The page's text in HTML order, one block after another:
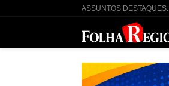
ASSUNTOS DESTAQUES: